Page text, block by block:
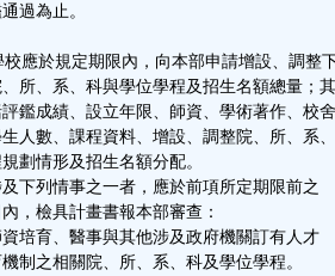
止。
於規定期限內，向本部申請增設、調整
科與學位學程及招生名額總量；其
設立年限、師資、學術著作、校舍
程資料、增設、調整院、所、系、
及招生名額分配。
情事之一者，應於前項所定期限前之
計畫書報本部審查：
、醫事與其他涉及政府機關訂有人才
、所、系、科及學位學程。